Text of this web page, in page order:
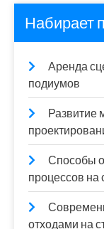
Набирает
Аренда
подиумов
Развитие
Способы
процессов на
отходами на